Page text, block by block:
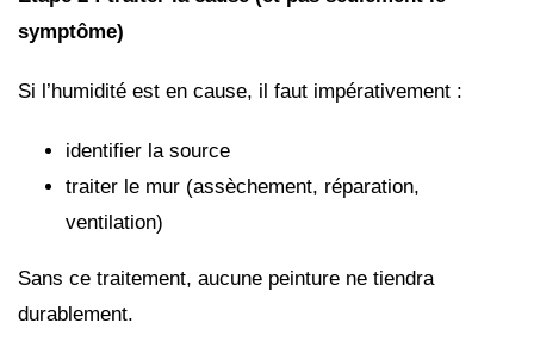
symptôme)
Si l’humidité est en cause, il faut impérativement :
identifier la source
traiter le mur (assèchement, réparation,
ventilation)
Sans ce traitement, aucune peinture ne tiendra
durablement.